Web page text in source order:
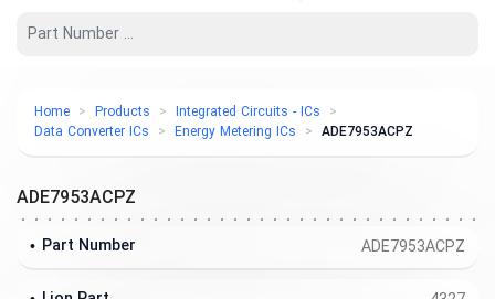
Home Products
Integrated Circuits - ICs
Data Converter ICs
Energy Metering ICs ADE7953ACPZ
ADE7953ACPZ
ADE7953ACPZ
Part Number